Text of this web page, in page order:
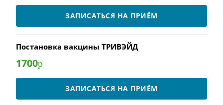
ЗАПИСАТЬСЯ НА ПРИЁМ
Постановка вакцины ТРИВЭЙД
1700р
ЗАПИСАТЬСЯ НА ПРИЁМ